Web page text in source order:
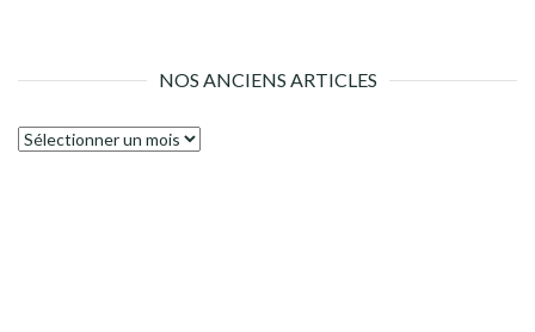
NOS ANCIENS ARTICLES
Nos